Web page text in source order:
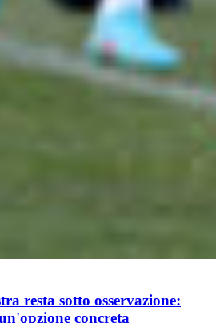
resta sotto osservazione:
concreta